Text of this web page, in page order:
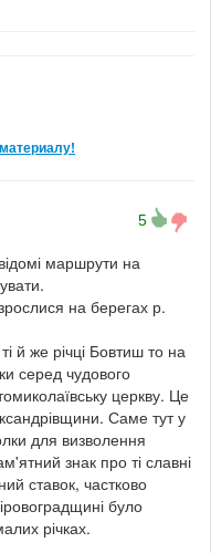
5
маршрути на
на берегах р.
й же річці Бовтиш то на
серед чудового
церкву. Це
Саме тут у
для визволення
знак про ті славні
ставок, частково
було
річках.